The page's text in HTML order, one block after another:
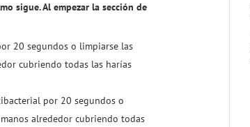
sigue. Al empezar la sección de
20 segundos o limpiarse las
cubriendo todas las harías
por 20 segundos o
alrededor cubriendo todas